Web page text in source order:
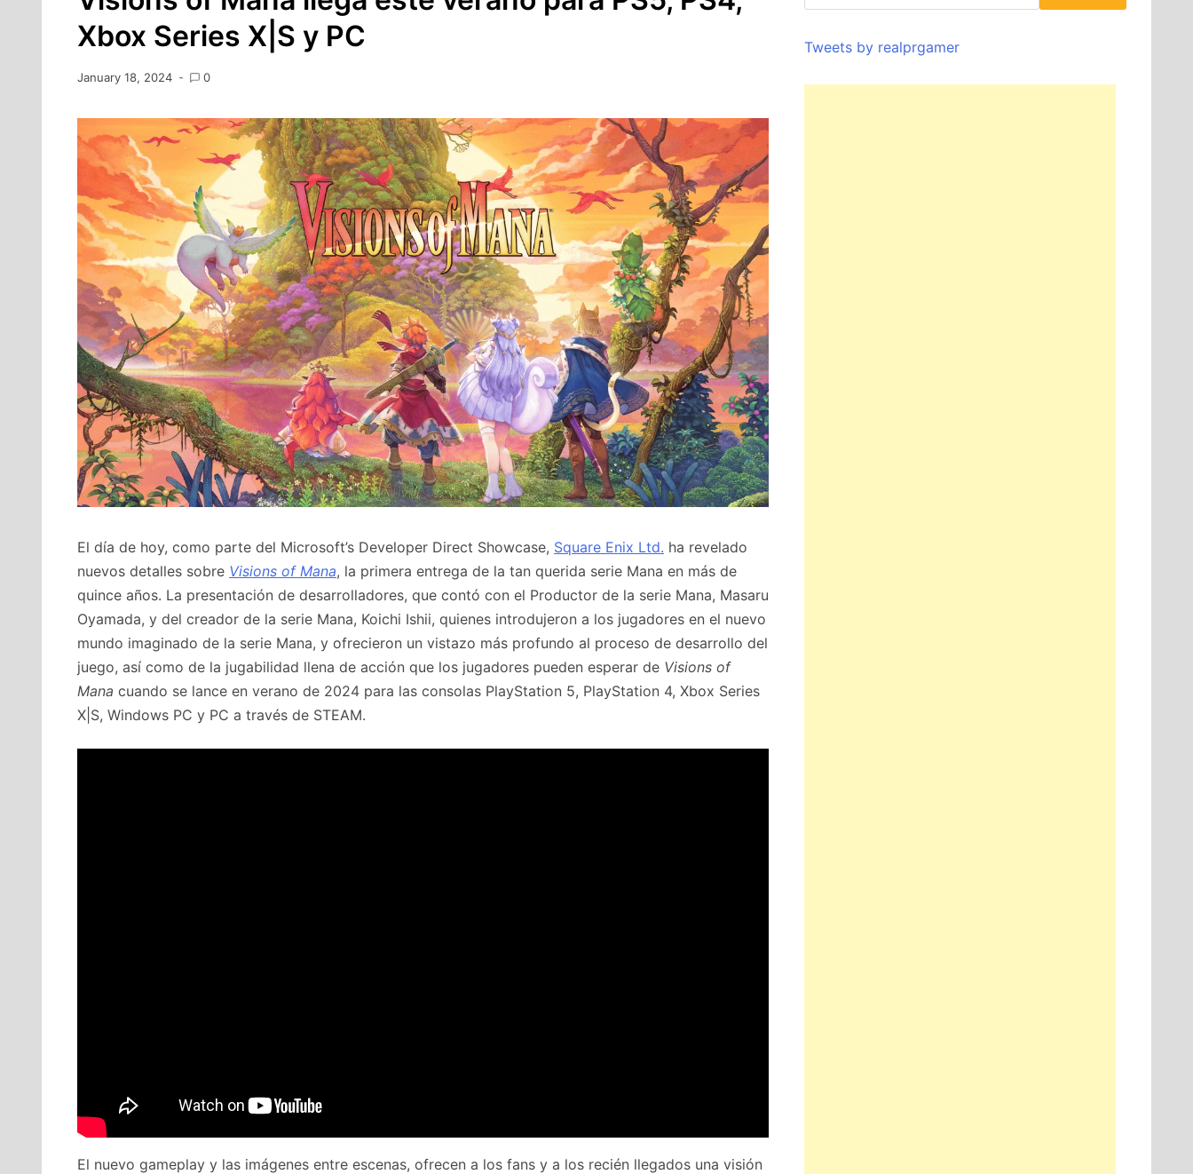
Xbox Series X|S y PC
January 18, 2024 0
El día de hoy, como parte del Microsoft’s Developer Direct Showcase, Square Enix Ltd. ha revelado
nuevos detalles sobre Visions of Mana, la primera entrega de la tan querida serie Mana en más de
quince años. La presentación de desarrolladores, que contó con el Productor de la serie Mana, Masaru
Oyamada, y del creador de la serie Mana, Koichi Ishii, quienes introdujeron a los jugadores en el nuevo
mundo imaginado de la serie Mana, y ofrecieron un vistazo más profundo al proceso de desarrollo del
juego, así como de la jugabilidad llena de acción que los jugadores pueden esperar de Visions of
Mana cuando se lance en verano de 2024 para las consolas PlayStation 5, PlayStation 4, Xbox Series
X|S, Windows PC y PC a través de STEAM.
El nuevo gameplay y las imágenes entre escenas, ofrecen a los fans y a los recién llegados una visión
Tweets by realprgamer